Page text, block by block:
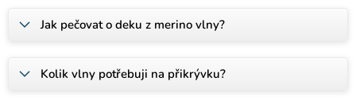
Jak pečovat o deku z merino vlny?
Kolik vlny potřebuji na přikrývku?